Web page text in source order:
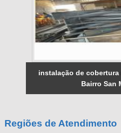
instalação de
Bairro San
Regiões de Atendimento